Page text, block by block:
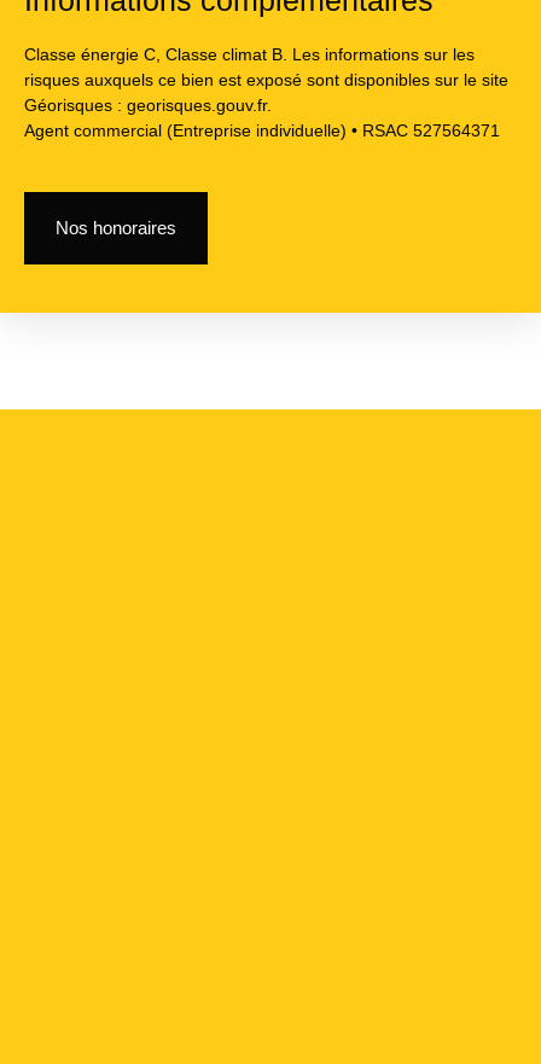
Classe énergie C, Classe climat B. Les informations sur les
risques auxquels ce bien est exposé sont disponibles sur le site
Géorisques : georisques.gouv.fr.
Agent commercial (Entreprise individuelle) • RSAC 527564371
Nos honoraires